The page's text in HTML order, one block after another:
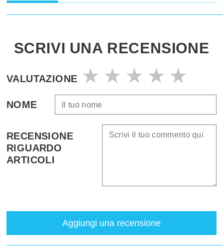
SCRIVI UNA RECENSIONE
VALUTAZIONE
NOME
RECENSIONE
RIGUARDO
ARTICOLI
Aggiungi una recensione